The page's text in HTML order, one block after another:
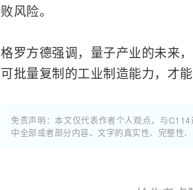
败风险。
格罗方德强调，量子产业的未来
可批量复制的工业制造能力，才
免责声明：本文仅代表作者个人观点，与
中全部或者部分内容、文字的真实性、完整性